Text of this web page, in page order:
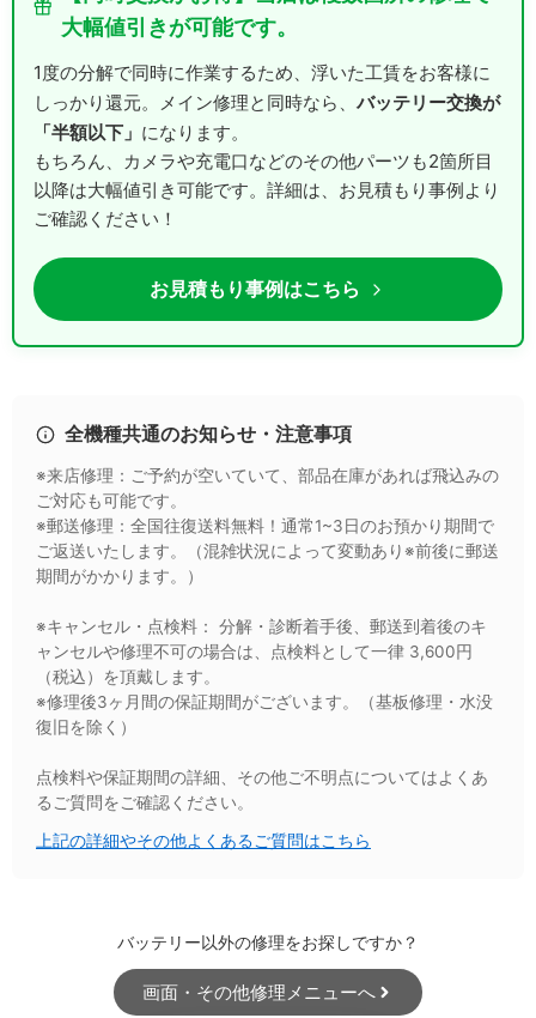
大幅値引きが可能です。
1度の分解で同時に作業するため、浮いた工賃をお客様に
しっかり還元。メイン修理と同時なら、 バッテリー交換が
「半額以下」 になります。
もちろん、カメラや充電口などのその他パーツも2箇所目
以降は大幅値引き可能です。詳細は、お見積もり事例より
ご確認ください！
お見積もり事例はこちら
全機種共通のお知らせ・注意事項
※来店修理：ご予約が空いていて、部品在庫があれば飛込みの
ご対応も可能です。
※郵送修理：全国往復送料無料！通常1~3日のお預かり期間で
ご返送いたします。（混雑状況によって変動あり※前後に郵送
期間がかかります。）
※キャンセル・点検料： 分解・診断着手後、郵送到着後のキ
ャンセルや修理不可の場合は、点検料として一律 3,600円
（税込）を頂戴します。
※修理後3ヶ月間の保証期間がございます。（基板修理・水没
復旧を除く）
点検料や保証期間の詳細、その他ご不明点についてはよくあ
るご質問をご確認ください。
上記の詳細やその他よくあるご質問はこちら
バッテリー以外の修理をお探しですか？
画面・その他修理メニューへ